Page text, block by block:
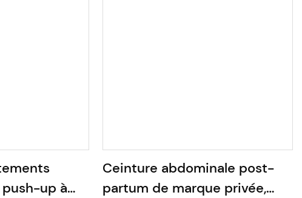
up à
Ceinture abdominale post-
partum de marque privée,